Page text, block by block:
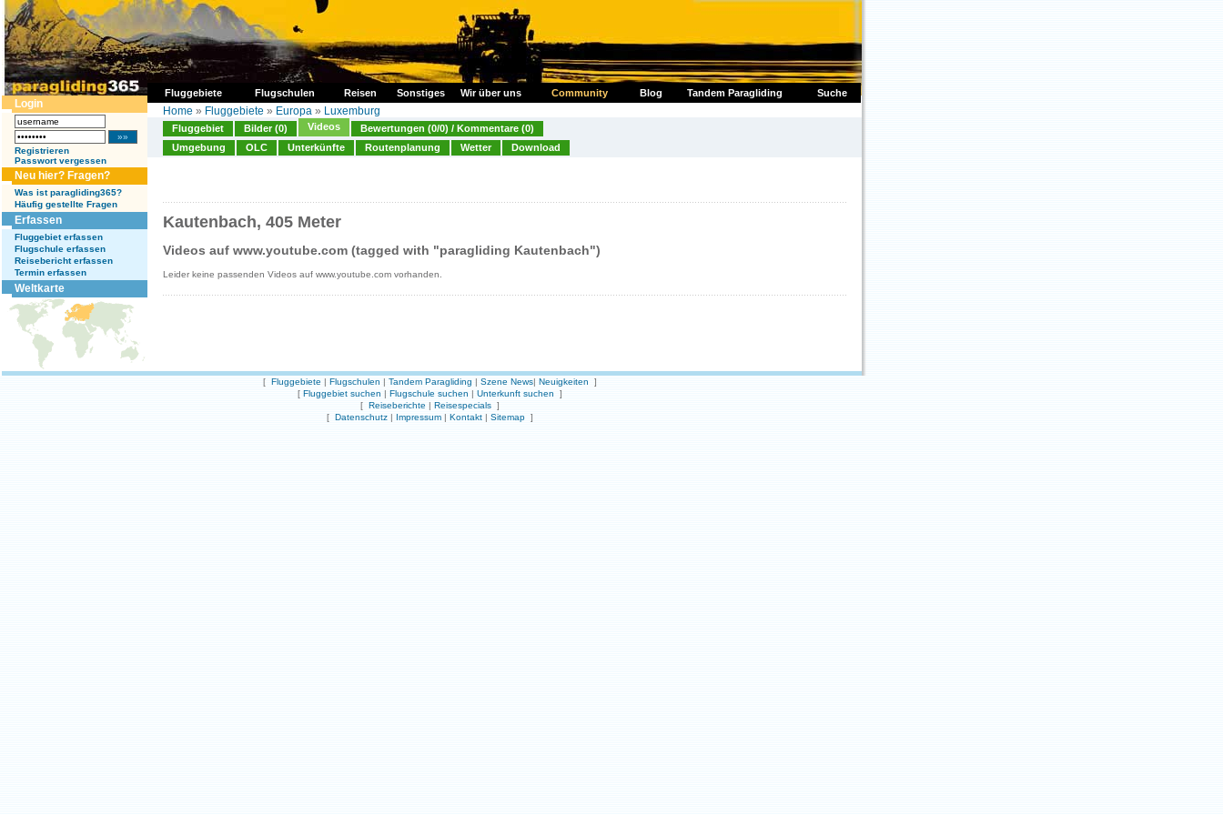
Fluggebiete Flugschulen Reisen Sonstiges Wir über uns Suche
Community Blog Tandem Paragliding
Login
Registrieren
Passwort vergessen
Neu hier? Fragen?
Was ist paragliding365?
Häufig gestellte Fragen
Erfassen
Fluggebiet erfassen
Flugschule erfassen
Reisebericht erfassen
Termin erfassen
Weltkarte
Home » Fluggebiete » Europa » Luxemburg
Fluggebiet Bilder (0) Videos
Bewertungen (0/0) / Kommentare (0)
Umgebung
OLC Unterkünfte Routenplanung Wetter Download
Kautenbach, 405 Meter
Videos auf www.youtube.com (tagged with "paragliding Kautenbach")
Leider keine passenden Videos auf www.youtube.com vorhanden.
[ Fluggebiete | Flugschulen | Tandem Paragliding | Szene News| Neuigkeiten ]
[ Fluggebiet suchen | Flugschule suchen | Unterkunft suchen ]
[ Reiseberichte | Reisespecials ]
[ Datenschutz | Impressum | Kontakt | Sitemap ]